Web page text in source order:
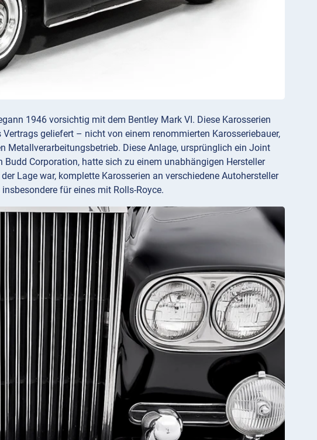
1946 vorsichtig mit dem Bentley Mark VI. Diese Karosserien
geliefert – nicht von einem renommierten Karosseriebauer,
Metallverarbeitungsbetrieb. Diese Anlage, ursprünglich ein Joint
Corporation, hatte sich zu einem unabhängigen Hersteller
Lage war, komplette Karosserien an verschiedene Autohersteller
für eines mit Rolls-Royce.